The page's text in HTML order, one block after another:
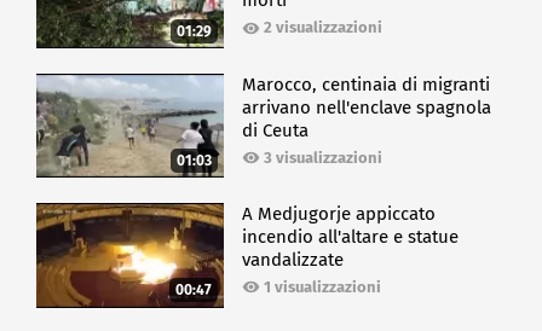
01:29 2 visualizzazioni
01:03
Marocco, centinaia di migranti
arrivano nell'enclave spagnola
di Ceuta
3 visualizzazioni
00:47
A Medjugorje appiccato
incendio all'altare e statue
vandalizzate
1 visualizzazioni